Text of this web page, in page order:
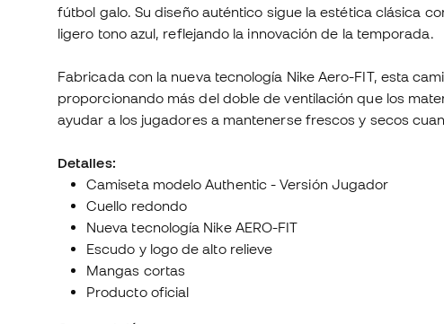
fútbol galo. Su diseño auténtico sigue la estética clásica
ligero tono azul, reflejando la innovación de la temporada.
Fabricada con la nueva tecnología Nike Aero-FIT, esta
proporcionando más del doble de ventilación que los
ayudar a los jugadores a mantenerse frescos y secos
Detalles:
Camiseta modelo Authentic - Versión Jugador
Cuello redondo
Nueva tecnología Nike AERO-FIT
Escudo y logo de alto relieve
Mangas cortas
Producto oficial